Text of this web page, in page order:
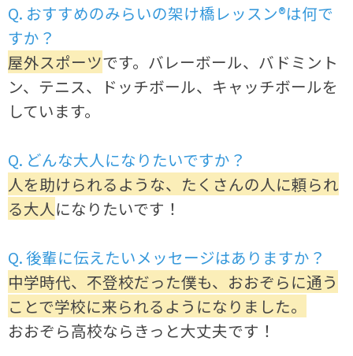
Q. おすすめのみらいの架け橋レッスン®は何で
すか？
屋外スポーツです。バレーボール、バドミント
ン、テニス、ドッチボール、キャッチボールを
しています。
Q. どんな大人になりたいですか？
人を助けられるような、たくさんの人に頼られ
る大人になりたいです！
Q. 後輩に伝えたいメッセージはありますか？
中学時代、不登校だった僕も、おおぞらに通う
ことで学校に来られるようになりました。
おおぞら高校ならきっと大丈夫です！